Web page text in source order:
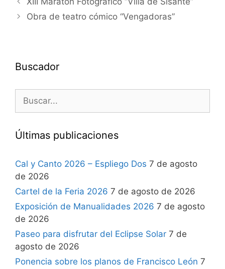
Obra de teatro cómico “Vengadoras”
Buscador
Últimas publicaciones
Cal y Canto 2026 – Espliego Dos 7 de agosto
de 2026
Cartel de la Feria 2026 7 de agosto de 2026
Exposición de Manualidades 2026 7 de agosto
de 2026
Paseo para disfrutar del Eclipse Solar 7 de
agosto de 2026
Ponencia sobre los planos de Francisco León 7